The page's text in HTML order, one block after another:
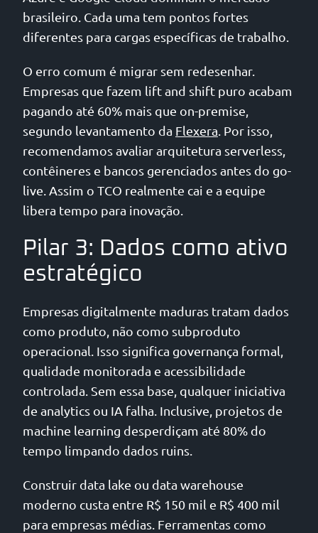
brasileiro. Cada uma tem pontos fortes
diferentes para cargas específicas de trabalho.
O erro comum é migrar sem redesenhar.
Empresas que fazem lift and shift puro acabam
pagando até 60% mais que on-premise,
segundo levantamento da Flexera . Por isso,
recomendamos avaliar arquitetura serverless,
contêineres e bancos gerenciados antes do go-
live. Assim o TCO realmente cai e a equipe
libera tempo para inovação.
Pilar 3: Dados como ativo
estratégico
Empresas digitalmente maduras tratam dados
como produto, não como subproduto
operacional. Isso significa governança formal,
qualidade monitorada e acessibilidade
controlada. Sem essa base, qualquer iniciativa
de analytics ou IA falha. Inclusive, projetos de
machine learning desperdiçam até 80% do
tempo limpando dados ruins.
Construir data lake ou data warehouse
moderno custa entre R$ 150 mil e R$ 400 mil
para empresas médias. Ferramentas como